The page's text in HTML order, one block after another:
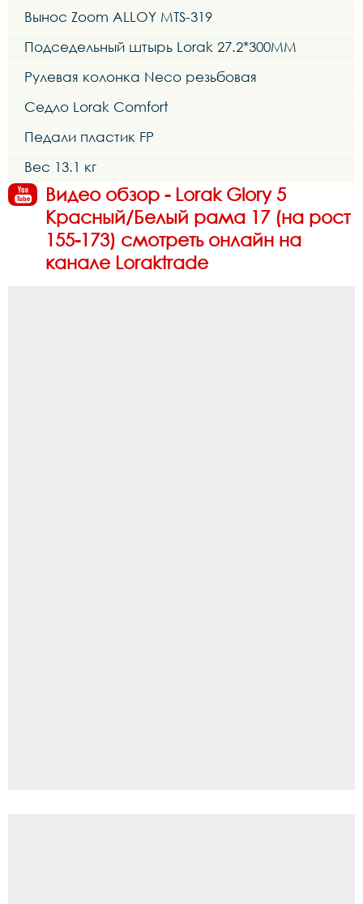
Вынос Zoom ALLOY MTS-319
Подседельный штырь Lorak 27.2*300MM
Рулевая колонка Neco резьбовая
Седло Lorak Comfort
Педали пластик FP
Вес 13.1 кг
Видео обзор - Lorak Glory 5
Красный/Белый рама 17 (на рост
155-173) смотреть онлайн на
канале Loraktrade